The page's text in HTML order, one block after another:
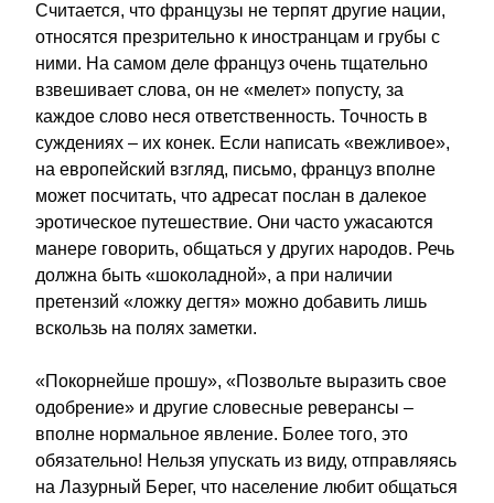
Считается, что французы не терпят другие нации,
относятся презрительно к иностранцам и грубы с
ними. На самом деле француз очень тщательно
взвешивает слова, он не «мелет» попусту, за
каждое слово неся ответственность. Точность в
суждениях – их конек. Если написать «вежливое»,
на европейский взгляд, письмо, француз вполне
может посчитать, что адресат послан в далекое
эротическое путешествие. Они часто ужасаются
манере говорить, общаться у других народов. Речь
должна быть «шоколадной», а при наличии
претензий «ложку дегтя» можно добавить лишь
вскользь на полях заметки.
«Покорнейше прошу», «Позвольте выразить свое
одобрение» и другие словесные реверансы –
вполне нормальное явление. Более того, это
обязательно! Нельзя упускать из виду, отправляясь
на Лазурный Берег, что население любит общаться